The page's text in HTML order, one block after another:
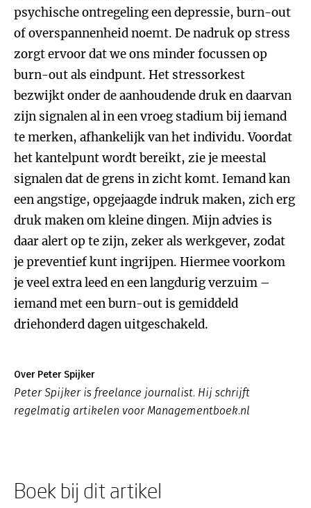
psychische ontregeling een depressie, burn-out
of overspannenheid noemt. De nadruk op stress
zorgt ervoor dat we ons minder focussen op
burn-out als eindpunt. Het stressorkest
bezwijkt onder de aanhoudende druk en daarvan
zijn signalen al in een vroeg stadium bij iemand
te merken, afhankelijk van het individu. Voordat
het kantelpunt wordt bereikt, zie je meestal
signalen dat de grens in zicht komt. Iemand kan
een angstige, opgejaagde indruk maken, zich erg
druk maken om kleine dingen. Mijn advies is
daar alert op te zijn, zeker als werkgever, zodat
je preventief kunt ingrijpen. Hiermee voorkom
je veel extra leed en een langdurig verzuim –
iemand met een burn-out is gemiddeld
driehonderd dagen uitgeschakeld.
Over Peter Spijker
Peter Spijker is freelance journalist. Hij schrijft
regelmatig artikelen voor Managementboek.nl
Boek bij dit artikel